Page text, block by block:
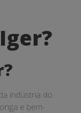
indústria do
e bem-